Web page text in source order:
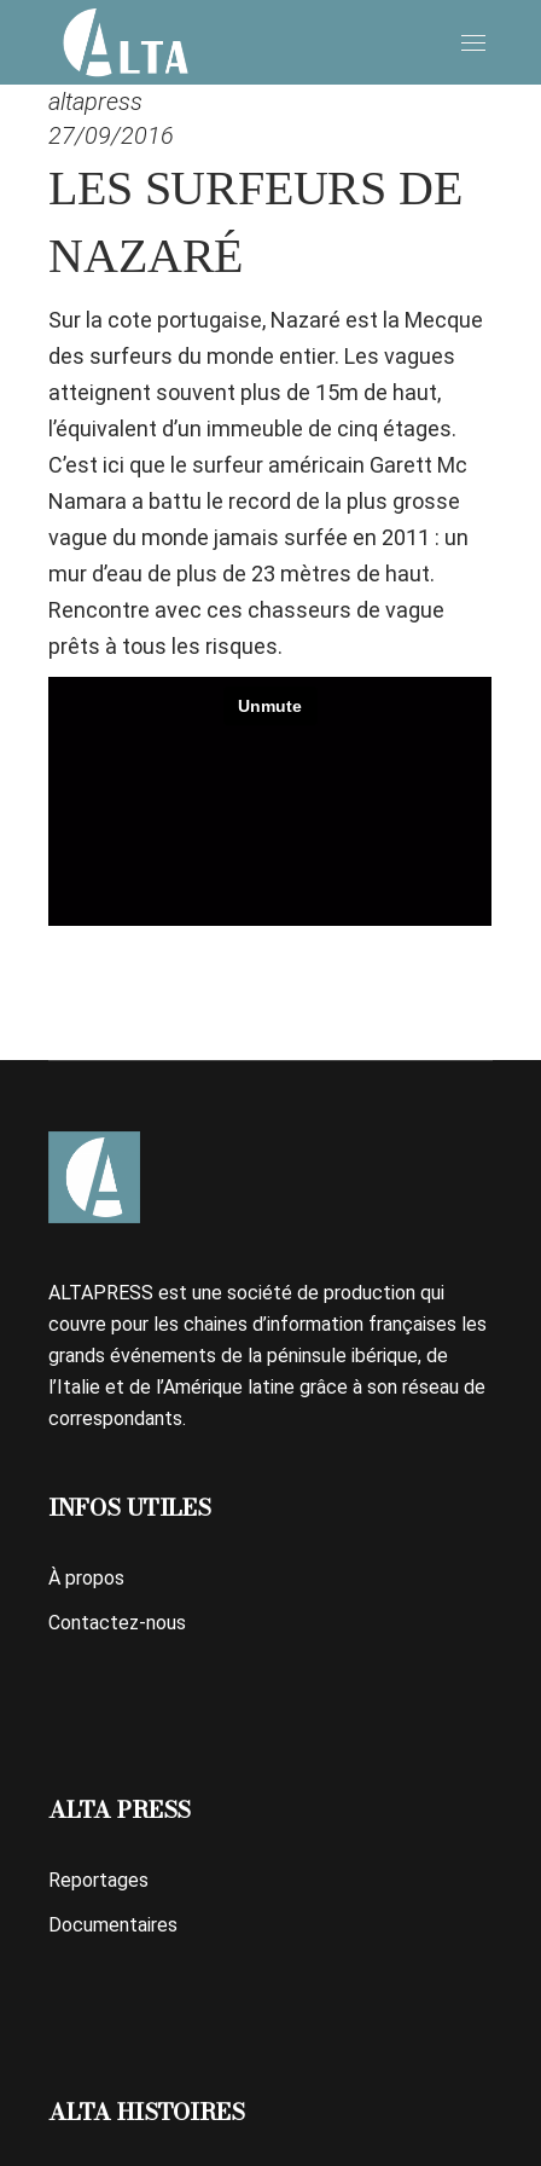
altapress
27/09/2016
LES SURFEURS DE
NAZARÉ
Sur la cote portugaise, Nazaré est la Mecque
des surfeurs du monde entier. Les vagues
atteignent souvent plus de 15m de haut,
l’équivalent d’un immeuble de cinq étages.
C’est ici que le surfeur américain Garett Mc
Namara a battu le record de la plus grosse
vague du monde jamais surfée en 2011 : un
mur d’eau de plus de 23 mètres de haut.
Rencontre avec ces chasseurs de vague
prêts à tous les risques.
ALTAPRESS est une société de production qui
couvre pour les chaines d’information françaises les
grands événements de la péninsule ibérique, de
l’Italie et de l’Amérique latine grâce à son réseau de
correspondants.
INFOS UTILES
À propos
Contactez-nous
ALTA PRESS
Reportages
Documentaires
ALTA HISTOIRES